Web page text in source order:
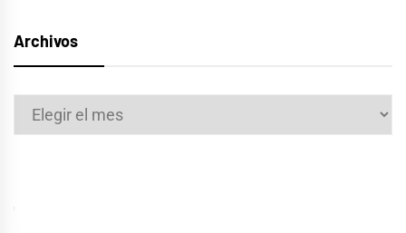
Archivos
Archivos